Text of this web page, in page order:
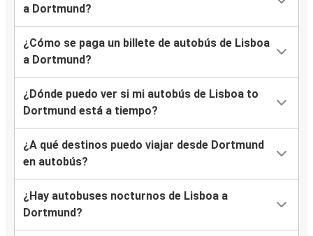
a Dortmund?
¿Cómo se paga un billete de autobús de Lisboa
a Dortmund?
¿Dónde puedo ver si mi autobús de Lisboa to
Dortmund está a tiempo?
¿A qué destinos puedo viajar desde Dortmund
en autobús?
¿Hay autobuses nocturnos de Lisboa a
Dortmund?